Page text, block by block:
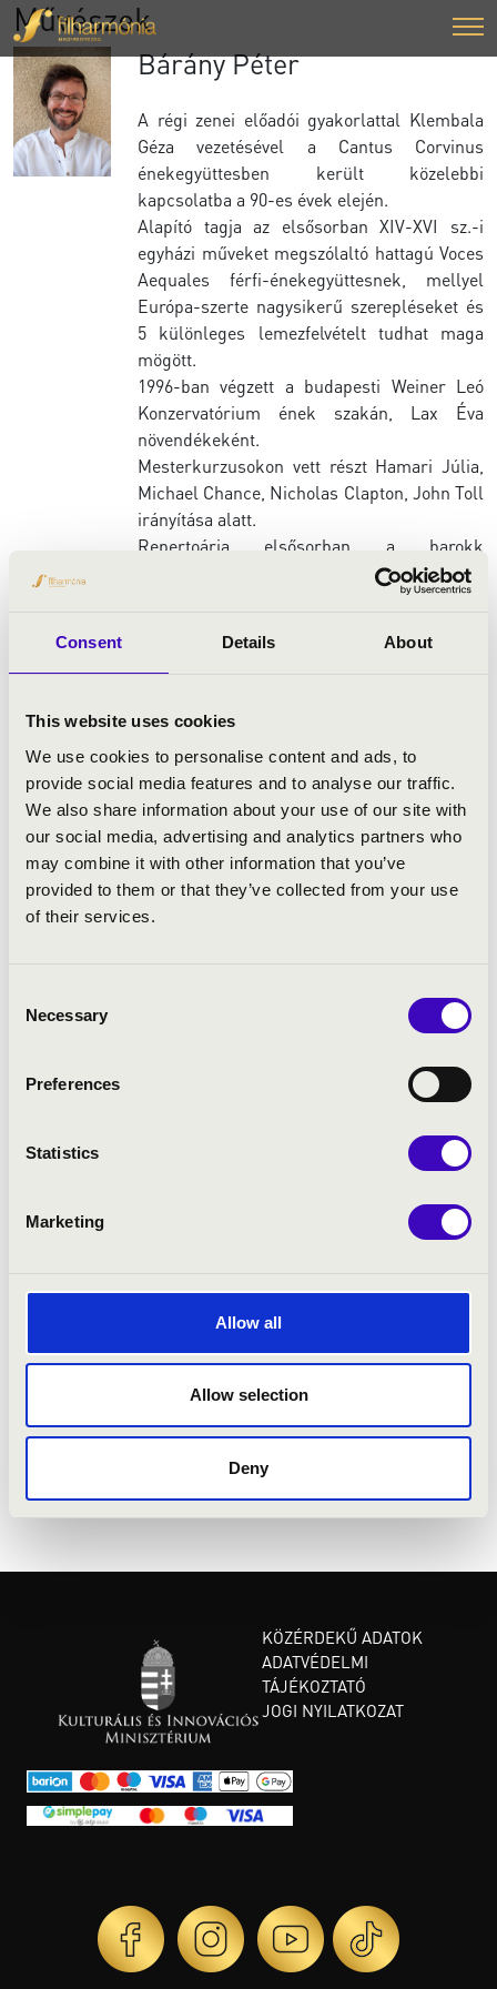
Consent Details About
This website uses cookies
We use cookies to personalise content and ads, to
provide social media features and to analyse our traffic.
We also share information about your use of our site with
our social media, advertising and analytics partners who
may combine it with other information that you’ve
provided to them or that they’ve collected from your use
of their services.
Selection
Necessary
Preferences
Statistics
Marketing
Allow all
Allow selection
Deny
Művészek
Bárány Péter
A régi zenei előadói gyakorlattal Klembala
Géza vezetésével a Cantus Corvinus
énekegyüttesben került közelebbi
kapcsolatba a 90-es évek elején.
Alapító tagja az elsősorban XIV-XVI sz.-i
egyházi műveket megszólaltó hattagú Voces
Aequales férfi-énekegyüttesnek, mellyel
Európa-szerte nagysikerű szerepléseket és
5 különleges lemezfelvételt tudhat maga
mögött.
1996-ban végzett a budapesti Weiner Leó
Konzervatórium ének szakán, Lax Éva
növendékeként.
Mesterkurzusokon vett részt Hamari Júlia,
Michael Chance, Nicholas Clapton, John Toll
irányítása alatt.
Repertoárja elsősorban a barokk
oratóriumirodalom, Handel-J.S. Bach
súlyponttal, de sikerrel szerepelt modern
Resurrection című operája, vagy Vajda
Gergely Óriáscsecsemő c. műve.
Orlandójának címszerepe a Budapesti
Kamaraopera társulatával. Ugyanebben az
évbenharmadik díjat nyert a spanyolországi
Irúnban megrendezett VI. Luis Mariano
énekversenyen.
2009-2013 között sorozatban játszotta
Arsamene (Handel: Serse) szerepét a MÁO-
ban.
részt a Kirchstetten-i kastélyfesztiválon,
ill. Belgiumban adott koncertkörutakat,
Vásáry Tamás, Vashegyi György és Barthold
Számos lemezfelvételen működött közre,
ill. német barokk egyházi műveket
megszólaltató CD sorozatának. Eddigi
János, Dinyés Soma, Hollerung Gábor,
Barthold Kuijken, Hooman Khalatbari,
Helmuth Rilling, Andreas Stoehr, Vashegyi
György, Vásáry Tamás, Howard Williams.
2015-től – 14 év németországi tartózkodás
Fotó: Weiszburg Zsuzsi
KÖZÉRDEKŰ ADATOK
ADATVÉDELMI
TÁJÉKOZTATÓ
JOGI NYILATKOZAT